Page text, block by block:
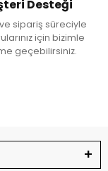
Desteği
sipariş süreciyle
için bizimle
geçebilirsiniz.